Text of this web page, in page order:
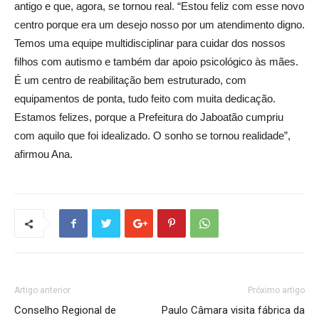
antigo e que, agora, se tornou real. “Estou feliz com esse novo
centro porque era um desejo nosso por um atendimento digno.
Temos uma equipe multidisciplinar para cuidar dos nossos
filhos com autismo e também dar apoio psicológico às mães.
É um centro de reabilitação bem estruturado, com
equipamentos de ponta, tudo feito com muita dedicação.
Estamos felizes, porque a Prefeitura do Jaboatão cumpriu
com aquilo que foi idealizado. O sonho se tornou realidade”,
afirmou Ana.
Artigo anterior
Conselho Regional de
Próximo artigo
Paulo Câmara visita fábrica da